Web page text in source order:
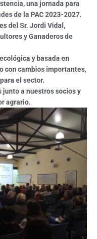
una jornada para
de la PAC 2023-2027.
del Sr. Jordi Vidal,
y Ganaderos de
y basada en
con cambios importantes,
el sector.
junto a nuestros socios y
agrario.